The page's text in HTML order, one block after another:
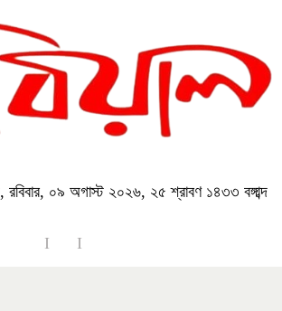
০৯ অগাস্ট ২০২৬, ২৫ শ্রাবণ ১৪৩৩ বঙ্গাব্দ